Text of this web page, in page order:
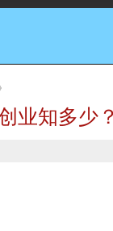
业知多少